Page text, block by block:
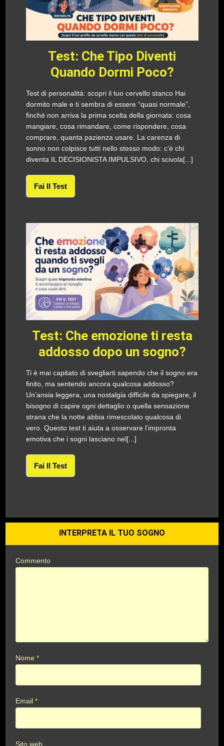
Test: Che Tipo Diventi
Quando Dormi Poco?
Test di personalità: scopri il tuo cervello stanco Hai
dormito male e ti sembra di essere “quasi normale”,
finché non arriva la prima scelta della giornata: cosa
mangiare, cosa rimandare, come rispondere, cosa
comprare, quanta pazienza usare. La carenza di
sonno non colpisce tutti nello stesso modo: c’è chi
diventa IL DECISIONISTA IMPULSIVO, chi scivola[...]
Fai Il Test
Test: Che emozione ti resta
addosso dopo un sogno?
Ti è mai capitato di svegliarti sapendo che il sogno era
finito, ma sentendo ancora qualcosa addosso?
Un’ansia leggera, una nostalgia difficile da spiegare, il
bisogno di capire ogni dettaglio o quella sensazione
strana che la notte abbia rimescolato qualcosa di
vero. Questo test ti aiuta a osservare l’impronta
emotiva che i sogni lasciano nel[...]
Fai Il Test
INTERPRETA IL TUO SOGNO
Commento
Nome*
Email*
Sito web